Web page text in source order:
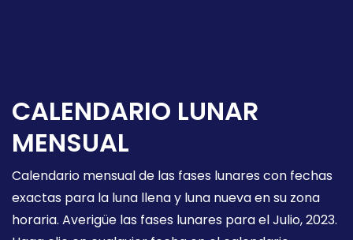
CALENDARIO LUNAR
MENSUAL
Calendario mensual de las fases lunares con fechas
exactas para la luna llena y luna nueva en su zona
horaria. Averigüe las fases lunares para el Julio, 2023.